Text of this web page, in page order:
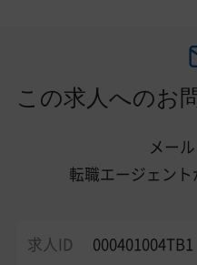
この求人へのお
メール
転職エージェント
求人ID 000401004TB1